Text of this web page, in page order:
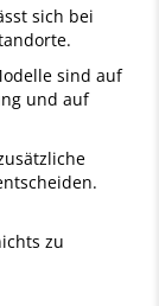
sich bei
sind auf
und auf
zu